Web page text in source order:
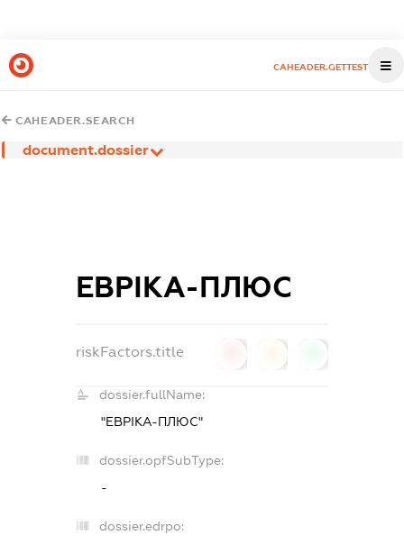
CAHEADER.GETTEST
CAHEADER.SEARCH
document.dossier
ЕВРІКА-ПЛЮС
riskFactors.title
dossier.fullName:
"ЕВРІКА-ПЛЮС"
dossier.opfSubType:
-
dossier.edrpo: